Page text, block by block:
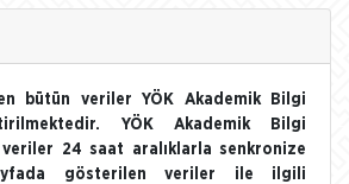
bütün veriler YÖK Akademik Bilgi
YÖK Akademik Bilgi
24 saat aralıklarla senkronize
gösterilen veriler ile ilgili